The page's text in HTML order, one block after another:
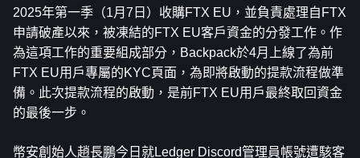
2025年第一季（1月7日）收購FTX EU，並負責處理自FTX
申請破產以來，被凍結的FTX EU客戶資金的分發工作。作
為這項工作的重要組成部分，Backpack於4月上線了為前
FTX EU用戶專屬的KYC頁面，為即將啟動的提款流程做準
備。此次提款流程的啟動，是前FTX EU用戶最終取回資金
的最後一步。
幣安創始人趙長鵬今日就Ledger Discord管理員帳號遭駭客